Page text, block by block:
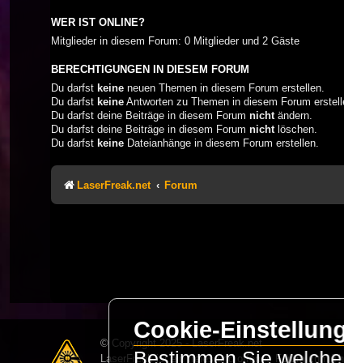
WER IST ONLINE?
Mitglieder in diesem Forum: 0 Mitglieder und 2 Gäste
BERECHTIGUNGEN IN DIESEM FORUM
Du darfst keine neuen Themen in diesem Forum erstellen.
Du darfst keine Antworten zu Themen in diesem Forum
Du darfst deine Beiträge in diesem Forum nicht ändern.
Du darfst deine Beiträge in diesem Forum nicht löschen.
Du darfst keine Dateianhänge in diesem Forum erstellen.
LaserFreak.net Forum
© Copyright 2025 - LaserFreak.net
LaserFreak ist ein freies und offenes Forum zum
Cookie-
Bestimmen Sie